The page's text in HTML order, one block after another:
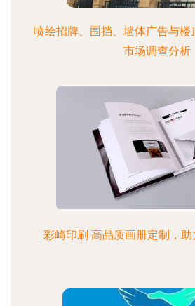
喷绘招牌、围挡、墙体广告与楼
市场调查分析
彩崎印刷 高品质画册定制，